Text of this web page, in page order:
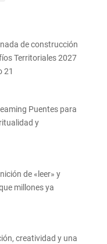
de construcción
Territoriales 2027
21
Puentes para
y
de «leer» y
millones ya
creatividad y una